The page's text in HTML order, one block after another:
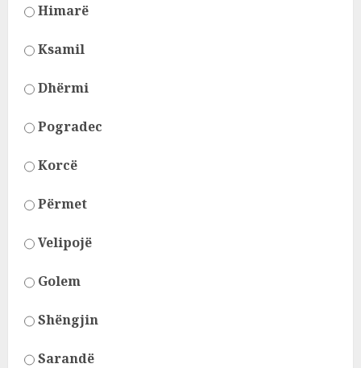
Himarë
Ksamil
Dhërmi
Pogradec
Korcë
Përmet
Velipojë
Golem
Shëngjin
Sarandë